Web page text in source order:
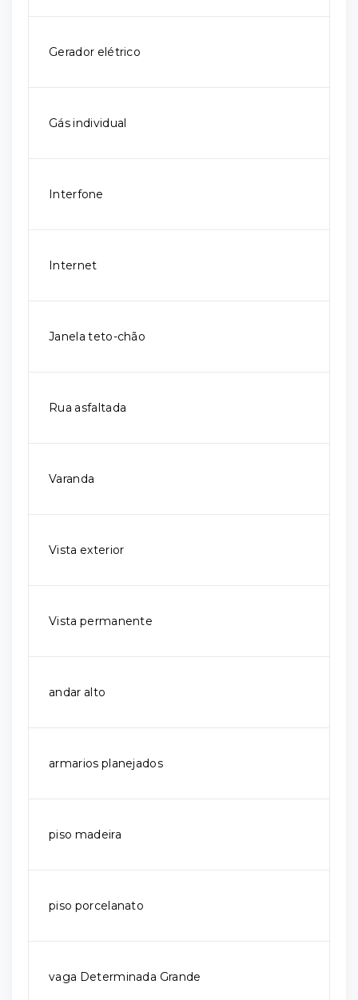
Gerador elétrico
Gás individual
Interfone
Internet
Janela teto-chão
Rua asfaltada
Varanda
Vista exterior
Vista permanente
andar alto
armarios planejados
piso madeira
piso porcelanato
vaga Determinada Grande